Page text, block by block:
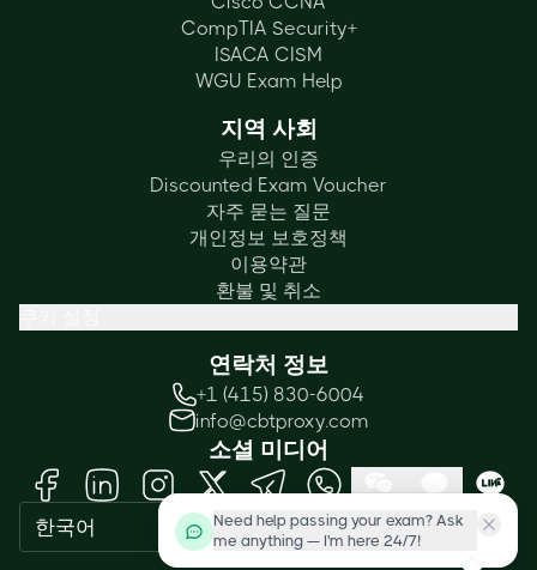
CompTIA Security+
ISACA CISM
WGU Exam Help
지역 사회
우리의 인증
Discounted Exam Voucher
자주 묻는 질문
개인정보 보호정책
이용약관
환불 및 취소
연락처 정보
+1 (415) 830-6004
info@cbtproxy.com
소셜 미디어
한국어
14,000명 이상의 전문가가 합격 — 선불